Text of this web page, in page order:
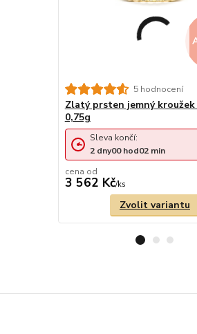
5 hodnocení
Zlatý prsten jemný
0,75g
cena od
3 562 Kč/ks
Sleva končí:
2 dny00hod02 min
Zvolit variantu